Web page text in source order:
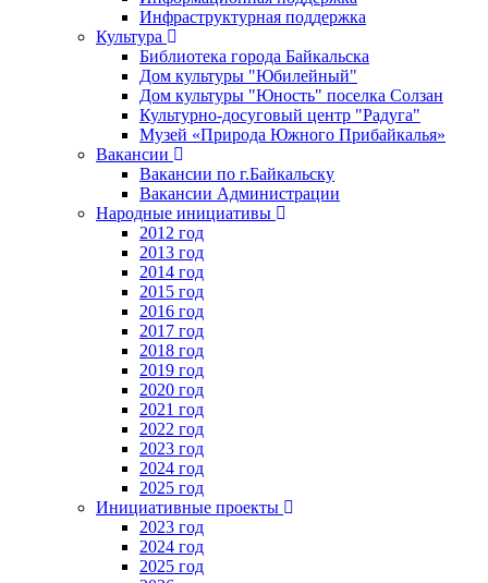
Инфраструктурная поддержка
Культура
Библиотека города Байкальска
Дом культуры "Юбилейный"
Дом культуры "Юность" поселка Солзан
Культурно-досуговый центр "Радуга"
Музей «Природа Южного Прибайкалья»
Вакансии
Вакансии по г.Байкальску
Вакансии Администрации
Народные инициативы
2012 год
2013 год
2014 год
2015 год
2016 год
2017 год
2018 год
2019 год
2020 год
2021 год
2022 год
2023 год
2024 год
2025 год
Инициативные проекты
2023 год
2024 год
2025 год